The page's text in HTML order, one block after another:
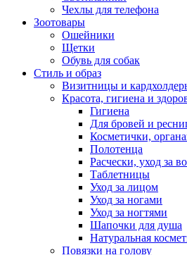
Чехлы для телефона
Зоотовары
Ошейники
Щетки
Обувь для собак
Стиль и образ
Визитницы и
Красота, гигиена и
Гигиена
Для бровей и
Косметички,
Полотенца
Расчески, уход за
Таблетницы
Уход за лицом
Уход за ногами
Уход за ногтями
Шапочки для душа
Натуральная
Повязки на голову